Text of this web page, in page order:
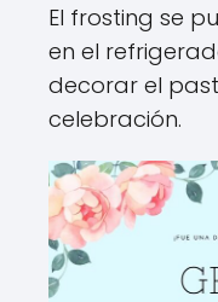
El frosting se
en el
decorar el
celebración.